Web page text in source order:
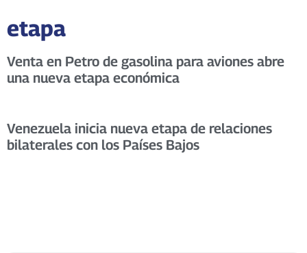
etapa
Venta en Petro de gasolina para aviones abre
una nueva etapa económica
Venezuela inicia nueva etapa de relaciones
bilaterales con los Países Bajos